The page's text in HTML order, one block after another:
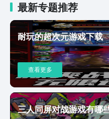
战斗都充满了视觉的冲击
探险，还是直接对于仙魔
让大家仿佛自己来到了现
在大道仙途手游当中，有
择，只是每一种职业都有
以搭配服装翅膀，在这样
升，更能有效的提高角色
的玩法，也能够让玩家在
战，现如今，副本也能够
体验的时候完全不需要氟
最新专题推荐
耐玩的超次元游戏下载
查看更多
三人同屏对战游戏有哪